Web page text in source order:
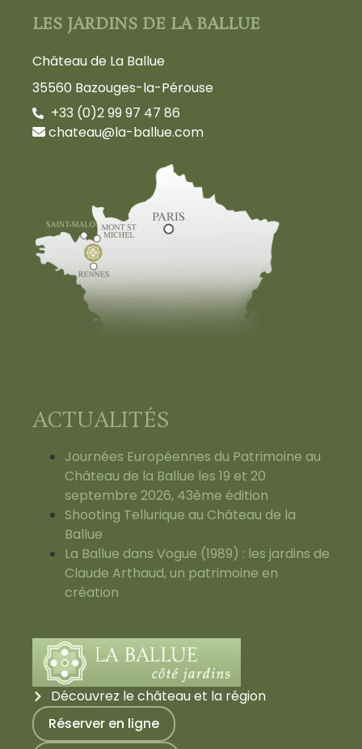
LES JARDINS DE LA BALLUE
Château de La Ballue
35560 Bazouges-la-Pérouse
+33 (0)2 99 97 47 86
chateau@la-ballue.com
ACTUALITÉS
Journées Européennes du Patrimoine au
Château de la Ballue les 19 et 20
septembre 2026, 43ème édition
Shooting Tellurique au Château de la
Ballue
La Ballue dans Vogue (1989) : les jardins de
Claude Arthaud, un patrimoine en
création
Découvrez le château et la région
Réserver en ligne